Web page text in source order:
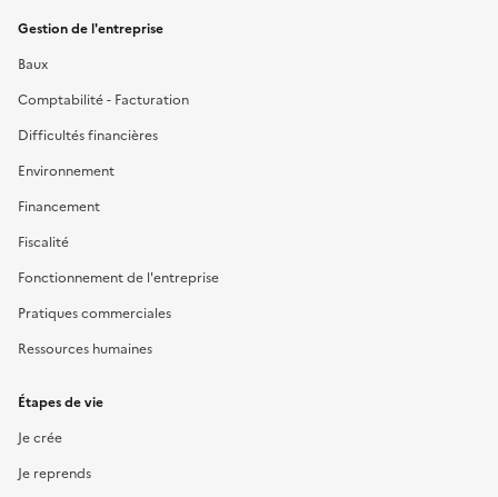
Gestion de l'entreprise
Baux
Comptabilité - Facturation
Difficultés financières
Environnement
Financement
Fiscalité
Fonctionnement de l'entreprise
Pratiques commerciales
Ressources humaines
Étapes de vie
Je crée
Je reprends